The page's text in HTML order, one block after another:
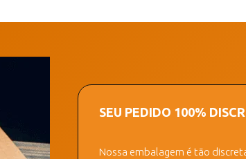
SEU PEDIDO 100%
Nossa embalagem é tão